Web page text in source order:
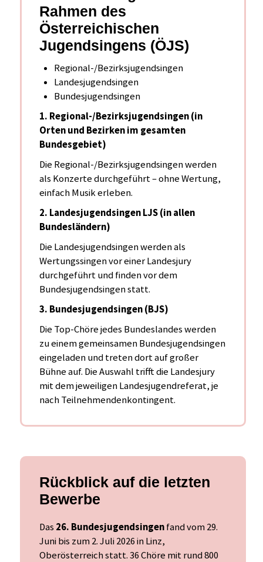
Rahmen des
Österreichischen
Jugendsingens (ÖJS)
Regional-/Bezirksjugendsingen
Landesjugendsingen
Bundesjugendsingen
1. Regional-/Bezirksjugendsingen (in
Orten und Bezirken im gesamten
Bundesgebiet)
Die Regional-/Bezirksjugendsingen werden
als Konzerte durchgeführt – ohne Wertung,
einfach Musik erleben.
2. Landesjugendsingen LJS (in allen
Bundesländern)
Die Landesjugendsingen werden als
Wertungssingen vor einer Landesjury
durchgeführt und finden vor dem
Bundesjugendsingen statt.
3. Bundesjugendsingen (BJS)
Die Top-Chöre jedes Bundeslandes werden
zu einem gemeinsamen Bundesjugendsingen
eingeladenund treten dort auf großer
Bühne auf. Die Auswahl trifft die Landesjury
mit dem jeweiligen Landesjugendreferat, je
nach Teilnehmendenkontingent.
Rückblick auf die letzten
Bewerbe
Das 26. Bundesjugendsingenfand vom 29.
Juni bis zum 2. Juli 2026 in Linz,
Oberösterreich statt. 36 Chöre mit rund 800